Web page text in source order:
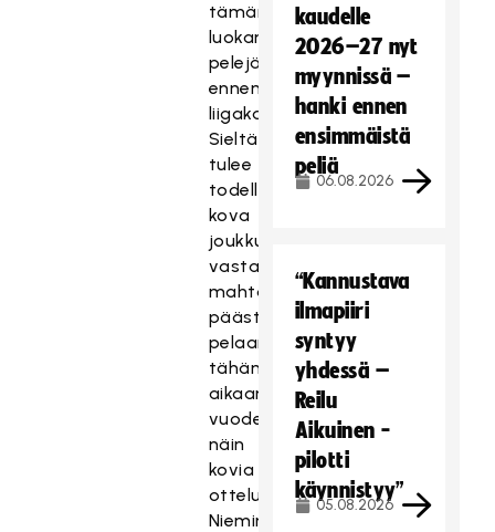
tämän
luokan
pelejä
ennen
liigakautta.
Sieltä
tulee
todella
kova
joukkue
vastaan,
mahtava
päästä
pelaamaan
tähän
aikaan
vuodesta
näin
kovia
otteluita,
Nieminen
kaudelle
2026–27 nyt
myynnissä –
hanki ennen
ensimmäistä
peliä
06.08.2026
“Kannustava
ilmapiiri
syntyy
yhdessä –
Reilu
Aikuinen -
pilotti
käynnistyy”
05.08.2026